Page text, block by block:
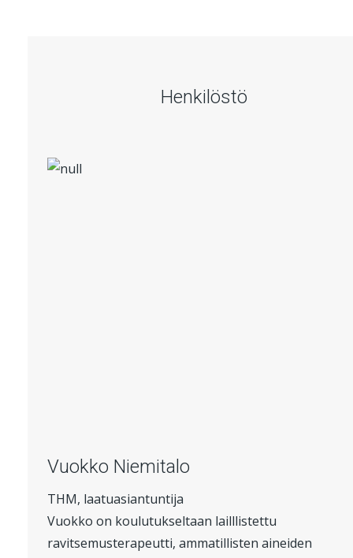
Henkilöstö
Vuokko Niemitalo
THM, laatuasiantuntija
Vuokko on koulutukseltaan lailllistettu
ravitsemusterapeutti, ammatillisten aineiden